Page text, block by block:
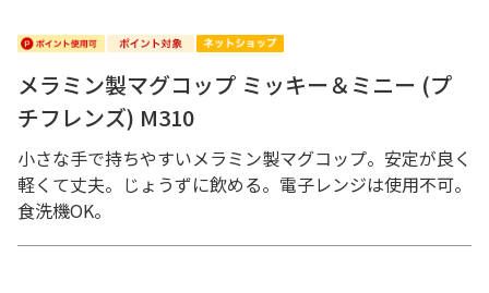
メラミン製マグコップ ミッキー＆ミニー (プ
チフレンズ) M310
小さな手で持ちやすいメラミン製マグコップ。安定が良く
軽くて丈夫。じょうずに飲める。電子レンジは使用不可。
食洗機OK。